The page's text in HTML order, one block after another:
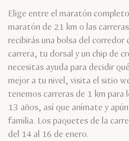
Elige entre el maratón
maratón de 21 km o las
recibirás una bolsa del corredor
carrera, tu dorsal y un chip de
necesitas ayuda para decidir
mejor a tu nivel, visita el sitio
tenemos carreras de 1 km para
13 años, así que anímate y
familia. Los paquetes de la
del 14 al 16 de enero.